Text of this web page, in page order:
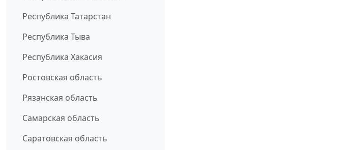
Республика Татарстан
Республика Тыва
Республика Хакасия
Ростовская область
Рязанская область
Самарская область
Саратовская область